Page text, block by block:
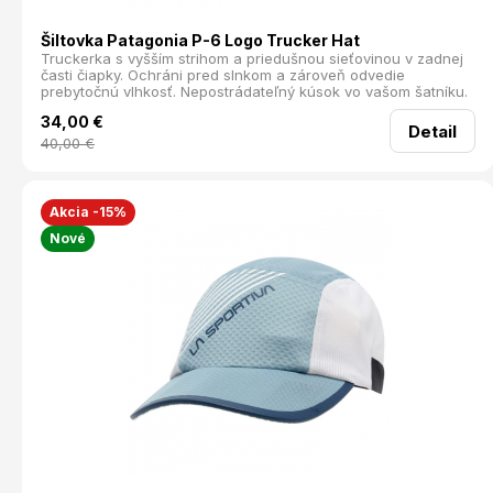
Šiltovka Patagonia P-6 Logo Trucker Hat
Truckerka s vyšším strihom a priedušnou sieťovinou v zadnej
časti čiapky. Ochráni pred slnkom a zároveň odvedie
prebytočnú vlhkosť. Nepostrádateľný kúsok vo vašom šatníku.
34,00 €
40,00€
Detail
Akcia -15%
Nové